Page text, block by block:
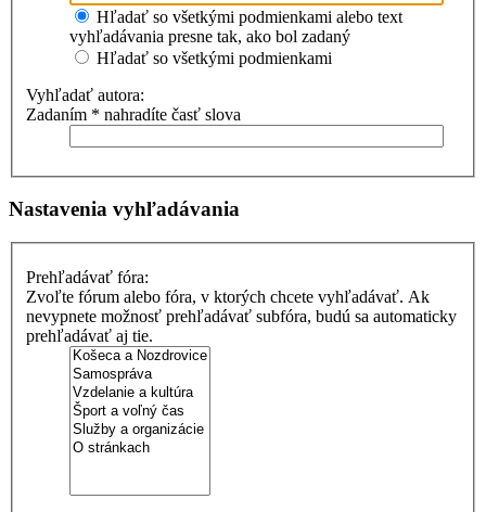
Hľadať so všetkými podmienkami alebo text
vyhľadávania presne tak, ako bol zadaný
Hľadať so všetkými podmienkami
Vyhľadať autora:
Zadaním * nahradíte časť slova
Nastavenia vyhľadávania
Prehľadávať fóra:
Zvoľte fórum alebo fóra, v ktorých chcete vyhľadávať. Ak
nevypnete možnosť prehľadávať subfóra, budú sa automaticky
prehľadávať aj tie.